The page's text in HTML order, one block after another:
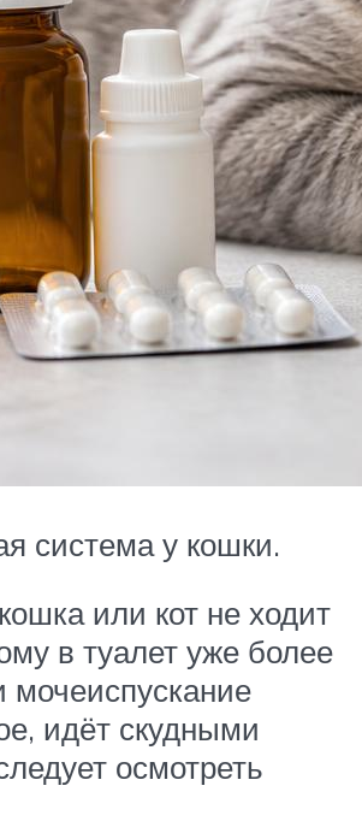
система у кошки.
или кот не ходит
в туалет уже более
мочеиспускание
идёт скудными
осмотреть